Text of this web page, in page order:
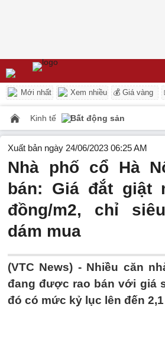
Mới nhất Xem nhiều 💰 Giá vàng
Kinh tế Bất động sản
Xuất bản ngày 24/06/2023 06:25 AM
Nhà phố cổ Hà
bán: Giá đắt giật
đồng/m2, chỉ
dám mua
(VTC News) - Nhiều căn
đang được rao bán với giá
đó có mức kỷ lục lên đến